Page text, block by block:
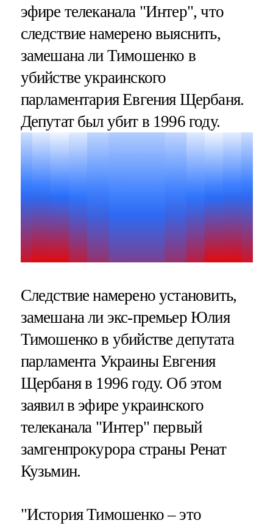
эфире телеканала "Интер", что
следствие намерено выяснить,
замешана ли Тимошенко в
убийстве украинского
парламентария Евгения Щербаня.
Депутат был убит в 1996 году.
Следствие намерено установить,
замешана ли экс-премьер Юлия
Тимошенко в убийстве депутата
парламента Украины Евгения
Щербаня в 1996 году. Об этом
заявил в эфире украинского
телеканала "Интер" первый
замгенпрокурора страны Ренат
Кузьмин.
"История Тимошенко – это